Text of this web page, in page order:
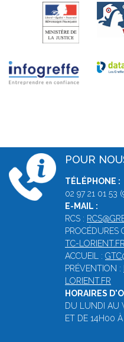
POUR
TÉLÉPHONE :
02 97 21 01 53
E-MAIL :
RCS :
PROCÉDURES
TC-LORIENT.FR
ACCUEIL :
PRÉVENTION :
LORIENT.FR
HORAIRES
DU LUNDI AU
ET DE 14H00